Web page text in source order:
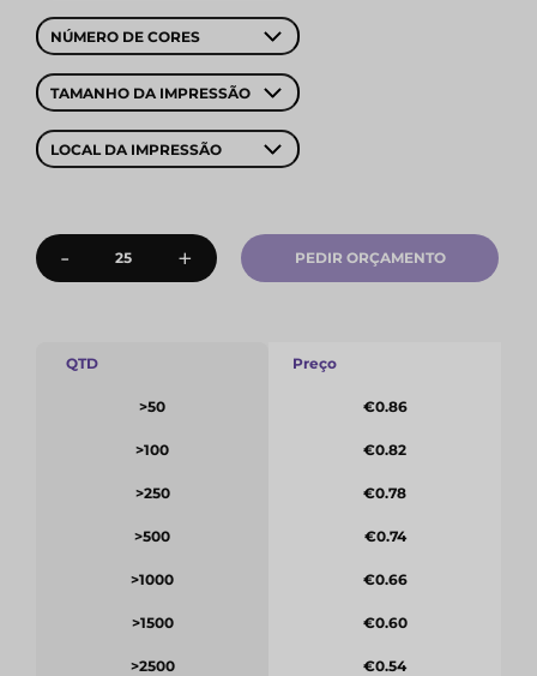
NÚMERO DE CORES
TAMANHO DA IMPRESSÃO
LOCAL DA IMPRESSÃO
- + PEDIR ORÇAMENTO
QTD
>50
>100
>250
>500
>1000
>1500
>2500
Preço
€0.86
€0.82
€0.78
€0.74
€0.66
€0.60
€0.54